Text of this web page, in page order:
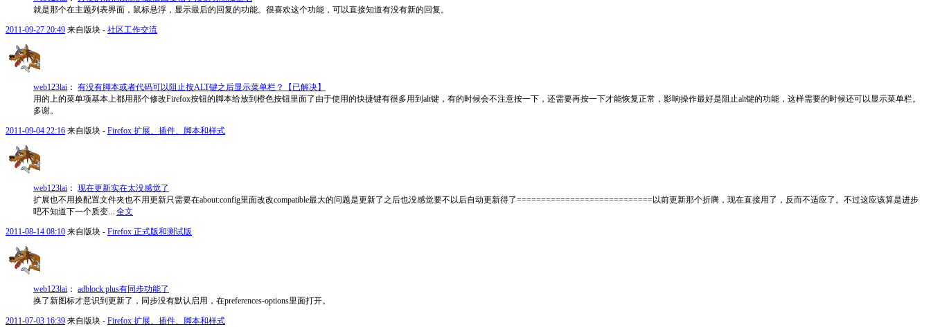
就是那个在主题列表界面，鼠标悬浮，显示最后的回复的功能。很喜欢这个功能，可以直接知道有没有新的回复。
2011-09-27 20:49 来自版块 - 社区工作交流
web123lai ： 有没有脚本或者代码可以阻止按ALT键之后显示菜单栏？【已解决】
用的上的菜单项基本上都用那个修改Firefox按钮的脚本给放到橙色按钮里面了由于使用的快捷键有很多用到alt键，有的时候会不注意按一下，还需要再按一下才能恢复正常，影响操作最好是阻止alt键的功能，这样需要的时候还可以显示菜单栏。
多谢。
2011-09-04 22:16 来自版块 - Firefox 扩展、插件、脚本和样式
web123lai ： 现在更新实在太没感觉了
扩展也不用换配置文件夹也不用更新只需要在about:config里面改改compatible最大的问题是更新了之后也没感觉要不以后自动更新得了============================以前更新那个折腾，现在直接用了，反而不适应了。不过这应该算是进步
吧不知道下一个质变... 全文
2011-08-14 08:10 来自版块 - Firefox 正式版和测试版
web123lai ： adblock plus有同步功能了
换了新图标才意识到更新了，同步没有默认启用，在preferences-options里面打开。
2011-07-03 16:39 来自版块 - Firefox 扩展、插件、脚本和样式